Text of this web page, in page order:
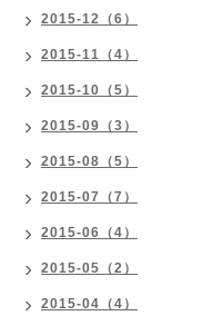
2015-12（6）
2015-11（4）
2015-10（5）
2015-09（3）
2015-08（5）
2015-07（7）
2015-06（4）
2015-05（2）
2015-04（4）